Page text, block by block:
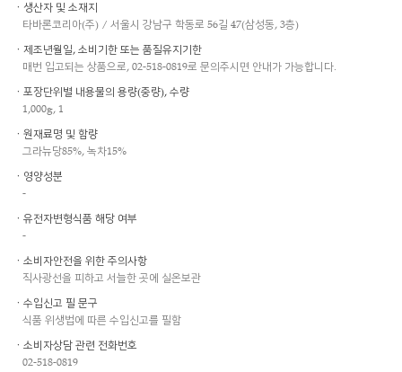
ㆍ생산자 및 소재지
타바론코리아(주) / 서울시 강남구 학동로 56길 47(삼성동, 3층)
ㆍ제조년월일, 소비기한 또는 품질유지기한
매번 입고되는 상품으로, 02-518-0819로 문의주시면 안내가 가능합니다.
ㆍ포장단위별 내용물의 용량(중량), 수량
1,000g, 1
ㆍ원재료명 및 함량
그라뉴당85%, 녹차15%
ㆍ영양성분
-
ㆍ유전자변형식품 해당 여부
-
ㆍ소비자안전을 위한 주의사항
직사광선을 피하고 서늘한 곳에 실온보관
ㆍ수입신고 필 문구
식품 위생법에 따른 수입신고를 필함
ㆍ소비자상담 관련 전화번호
02-518-0819